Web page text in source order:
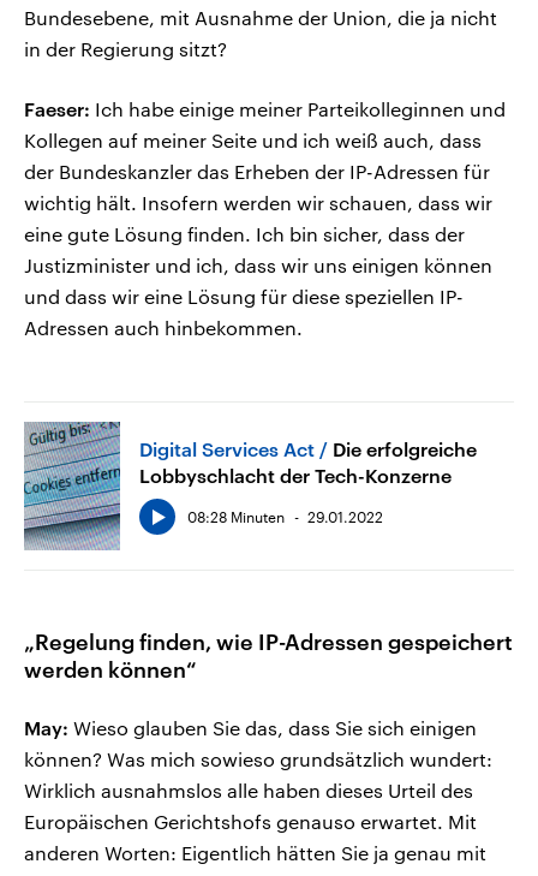
Bundesebene, mit Ausnahme der Union, die ja nicht
in der Regierung sitzt?
Faeser: Ich habe einige meiner Parteikolleginnen und
Kollegen auf meiner Seite und ich weiß auch, dass
der Bundeskanzler das Erheben der IP-Adressen für
wichtig hält. Insofern werden wir schauen, dass wir
eine gute Lösung finden. Ich bin sicher, dass der
Justizminister und ich, dass wir uns einigen können
und dass wir eine Lösung für diese speziellen IP-
Adressen auch hinbekommen.
Digital Services Act
Die erfolgreiche
Lobbyschlacht der Tech-Konzerne
08:28 Minuten 29.01.2022
„Regelung finden, wie IP-Adressen gespeichert
werden können“
May: Wieso glauben Sie das, dass Sie sich einigen
können? Was mich sowieso grundsätzlich wundert:
Wirklich ausnahmslos alle haben dieses Urteil des
Europäischen Gerichtshofs genauso erwartet. Mit
anderen Worten: Eigentlich hätten Sie ja genau mit